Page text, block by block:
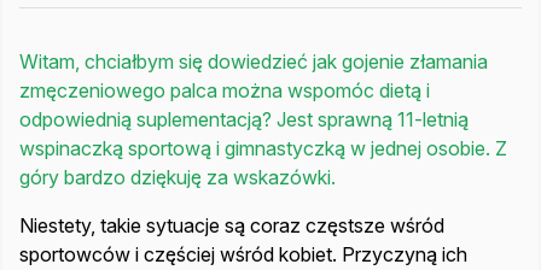
Witam, chciałbym się dowiedzieć jak gojenie złamania
zmęczeniowego palca można wspomóc dietą i
odpowiednią suplementacją? Jest sprawną 11-letnią
wspinaczką sportową i gimnastyczką w jednej osobie. Z
góry bardzo dziękuję za wskazówki.
Niestety, takie sytuacje są coraz częstsze wśród
sportowców i częściej wśród kobiet. Przyczyną ich